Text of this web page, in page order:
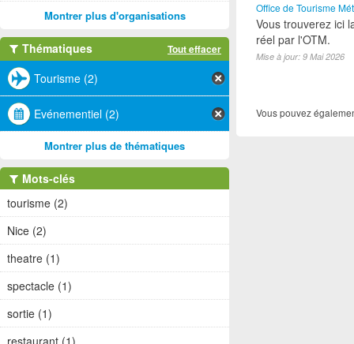
Office de Tourisme
Vous trouverez ici
réel par l'OTM.
Mise à jour: 9 Mai 2026
Vous pouvez
Montrer plus d'organisations
Thématiques Tout effacer
Tourisme (2)
Evénementiel (2)
Montrer plus de thématiques
Mots-clés
tourisme (2)
Nice (2)
theatre (1)
spectacle (1)
sortie (1)